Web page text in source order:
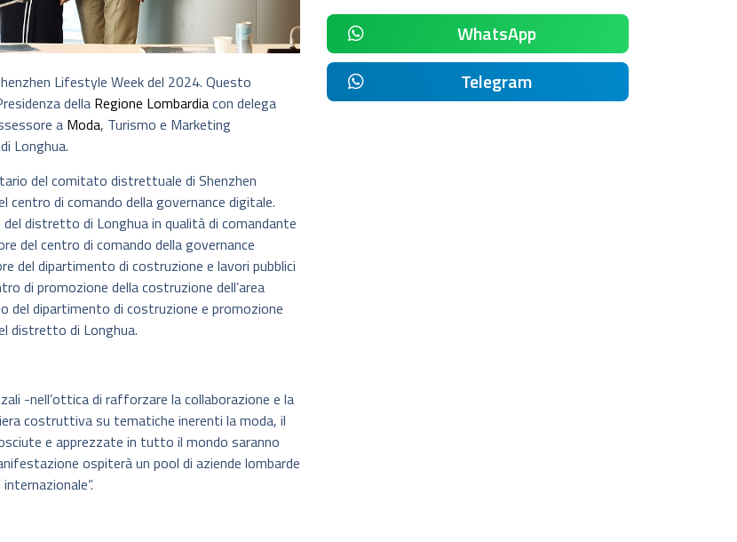
Lifestyle Week del 2024. Questo
della Regione Lombardiacon delega
a Moda, Turismo e Marketing
Longhua.
del comitato distrettuale di Shenzhen
centro di comando della governance digitale.
distretto di Longhua in qualità di comandante
del centro di comando della governance
del dipartimento di costruzione e lavori pubblici
di promozione della costruzione dell’area
del dipartimento di costruzione e promozione
distretto di Longhua.
-nell’ottica di rafforzare la collaborazione e la
costruttiva su tematiche inerenti la moda, il
e apprezzate in tutto il mondo saranno
ospiterà un pool di aziende lombarde
WhatsApp
Telegram